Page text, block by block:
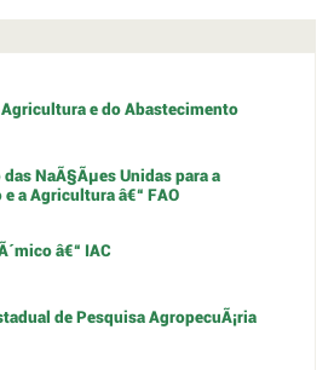
e do Abastecimento
NaÃ§Ãµes Unidas para a
a Agricultura â€“ FAO
â€“ IAC
de Pesquisa AgropecuÃ¡ria